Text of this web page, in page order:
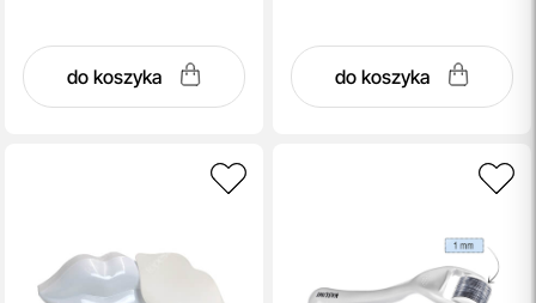
do koszyka do koszyka